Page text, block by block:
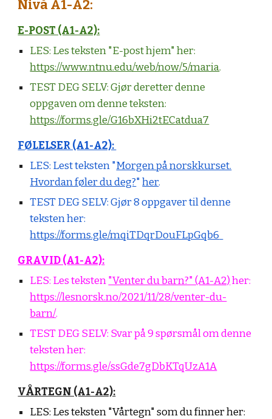
Nivå A1-A2:
E-POST (A1-A2):
LES: Les teksten "E-post hjem" her:
https://www.ntnu.edu/web/now/5/maria.
TEST DEG SELV: Gjør deretter denne
oppgaven om denne teksten:
https://forms.gle/G16bXHi2tECatdua7
FØLELSER (A1-A2):
LES: Lest teksten "Morgen på norskkurset.
Hvordan føler du deg?"her.
TEST DEG SELV: Gjør 8 oppgaver til denne
teksten her:
https://forms.gle/mqiTDqrDouFLpGqb6
GRAVID (A1-A2):
LES: Les teksten"Venter du barn?" (A1-A2)her:
https://lesnorsk.no/2021/11/28/venter-du-
barn/.
TEST DEG SELV: Svar på 9 spørsmål om denne
teksten her:
https://forms.gle/ssGde7gDbKTqUzA1A
VÅRTEGN (A1-A2):
LES: Les teksten "Vårtegn" som du finner her: